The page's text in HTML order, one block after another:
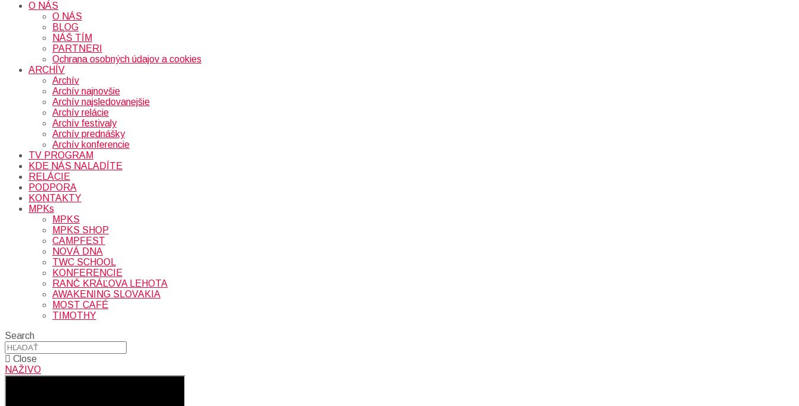
O NÁS
O NÁS
BLOG
NÁŠ TÍM
PARTNERI
Ochrana osobných údajov a cookies
ARCHÍV
Archív
Archív najnovšie
Archív najsledovanejšie
Archív relácie
Archív festivaly
Archív prednášky
Archív konferencie
TV PROGRAM
KDE NÁS NALADÍTE
RELÁCIE
PODPORA
KONTAKTY
MPKs
MPKS
MPKS SHOP
CAMPFEST
NOVÁ DNA
TWC SCHOOL
KONFERENCIE
RANČ KRÁĽOVA LEHOTA
AWAKENING SLOVAKIA
MOST CAFÉ
TIMOTHY
Search
Close
NAŽIVO